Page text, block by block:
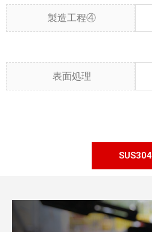
製造工程④
表面処理
SUS304